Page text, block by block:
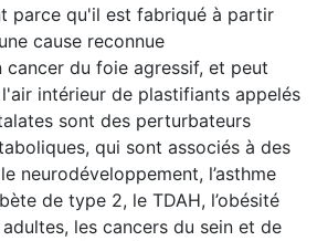
parce qu'il est fabriqué à partir
cause reconnue
cancer du foie agressif, et peut
intérieur de plastifiants appelés
sont des perturbateurs
qui sont associés à des
neurodéveloppement, l’asthme
de type 2, le TDAH, l’obésité
les cancers du sein et de